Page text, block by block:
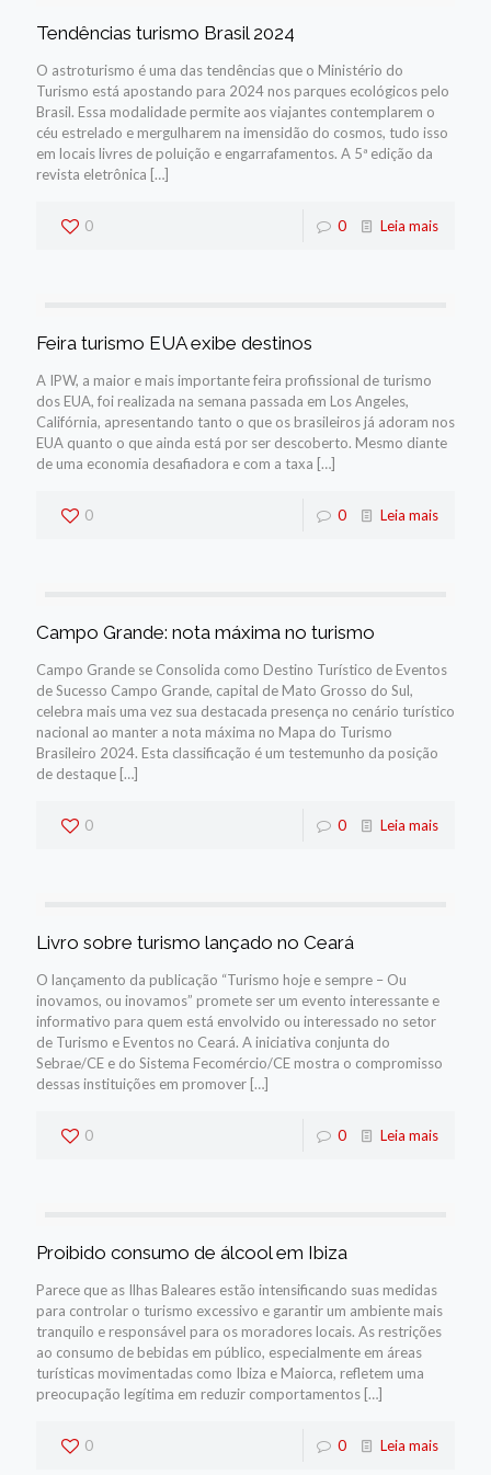
Tendências turismo Brasil 2024
O astroturismo é uma das tendências que o Ministério do
Turismo está apostando para 2024 nos parques ecológicos pelo
Brasil. Essa modalidade permite aos viajantes contemplarem o
céu estrelado e mergulharem na imensidão do cosmos, tudo isso
em locais livres de poluição e engarrafamentos. A 5ª edição da
revista eletrônica […]
0 0 Leia mais
Feira turismo EUA exibe destinos
A IPW, a maior e mais importante feira profissional de turismo
dos EUA, foi realizada na semana passada em Los Angeles,
Califórnia, apresentando tanto o que os brasileiros já adoram nos
EUA quanto o que ainda está por ser descoberto. Mesmo diante
de uma economia desafiadora e com a taxa […]
0 0 Leia mais
Campo Grande: nota máxima no turismo
Campo Grande se Consolida como Destino Turístico de Eventos
de Sucesso Campo Grande, capital de Mato Grosso do Sul,
celebra mais uma vez sua destacada presença no cenário turístico
nacional ao manter a nota máxima no Mapa do Turismo
Brasileiro 2024. Esta classificação é um testemunho da posição
de destaque […]
0 0 Leia mais
Livro sobre turismo lançado no Ceará
O lançamento da publicação “Turismo hoje e sempre – Ou
inovamos, ou inovamos” promete ser um evento interessante e
informativo para quem está envolvido ou interessado no setor
de Turismo e Eventos no Ceará. A iniciativa conjunta do
Sebrae/CE e do Sistema Fecomércio/CE mostra o compromisso
dessas instituições em promover […]
0 0 Leia mais
Proibido consumo de álcool em Ibiza
Parece que as Ilhas Baleares estão intensificando suas medidas
para controlar o turismo excessivo e garantir um ambiente mais
tranquilo e responsável para os moradores locais. As restrições
ao consumo de bebidas em público, especialmente em áreas
turísticas movimentadas como Ibiza e Maiorca, refletem uma
preocupação legítima em reduzir comportamentos […]
0 0 Leia mais